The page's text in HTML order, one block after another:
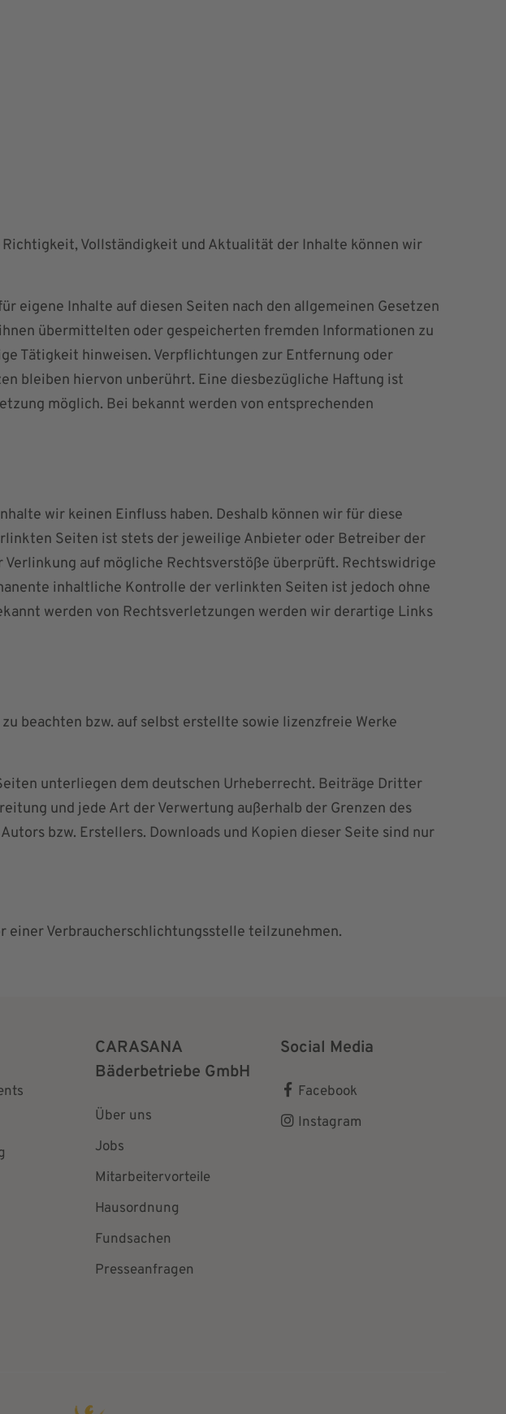
Vollständigkeit und Aktualität der Inhalte können wir
eigene Inhalte auf diesen Seiten nach den allgemeinen Gesetzen
übermittelten oder gespeicherten fremden Informationen zu
Tätigkeit hinweisen. Verpflichtungen zur Entfernung oder
bleiben hiervon unberührt. Eine diesbezügliche Haftung ist
möglich. Bei bekannt werden von entsprechenden
wir keinen Einfluss haben. Deshalb können wir für diese
Seiten ist stets der jeweilige Anbieter oder Betreiber der
auf mögliche Rechtsverstöße überprüft. Rechtswidrige
inhaltliche Kontrolle der verlinkten Seiten ist jedoch ohne
werden von Rechtsverletzungen werden wir derartige Links
beachten bzw. auf selbst erstellte sowie lizenzfreie Werke
unterliegen dem deutschen Urheberrecht. Beiträge Dritter
und jede Art der Verwertung außerhalb der Grenzen des
bzw. Erstellers. Downloads und Kopien dieser Seite sind nur
Verbraucherschlichtungsstelle teilzunehmen.
CARASANA
Bäderbetriebe GmbH
Über uns
Jobs
Mitarbeitervorteile
Hausordnung
Fundsachen
Presseanfragen
Social Media
Facebook
Instagram